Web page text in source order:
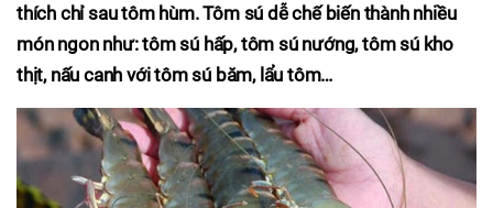
thích chỉ sau tôm hùm. Tôm sú dễ chế biến thành nhiều
món ngon như: tôm sú hấp, tôm sú nướng, tôm sú kho
thịt, nấu canh với tôm sú băm, lẩu tôm…